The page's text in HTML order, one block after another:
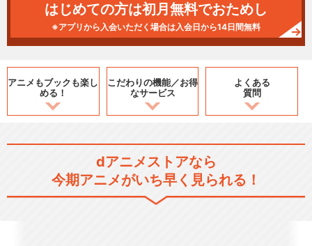
はじめての方は初月無料でおためし
※アプリから入会いただく場合は入会日から14日間無料
アニメもブックも楽し
める！
こだわりの機能／お得
なサービス
よくある
質問
dアニメストアなら
今期アニメがいち早く見られる！